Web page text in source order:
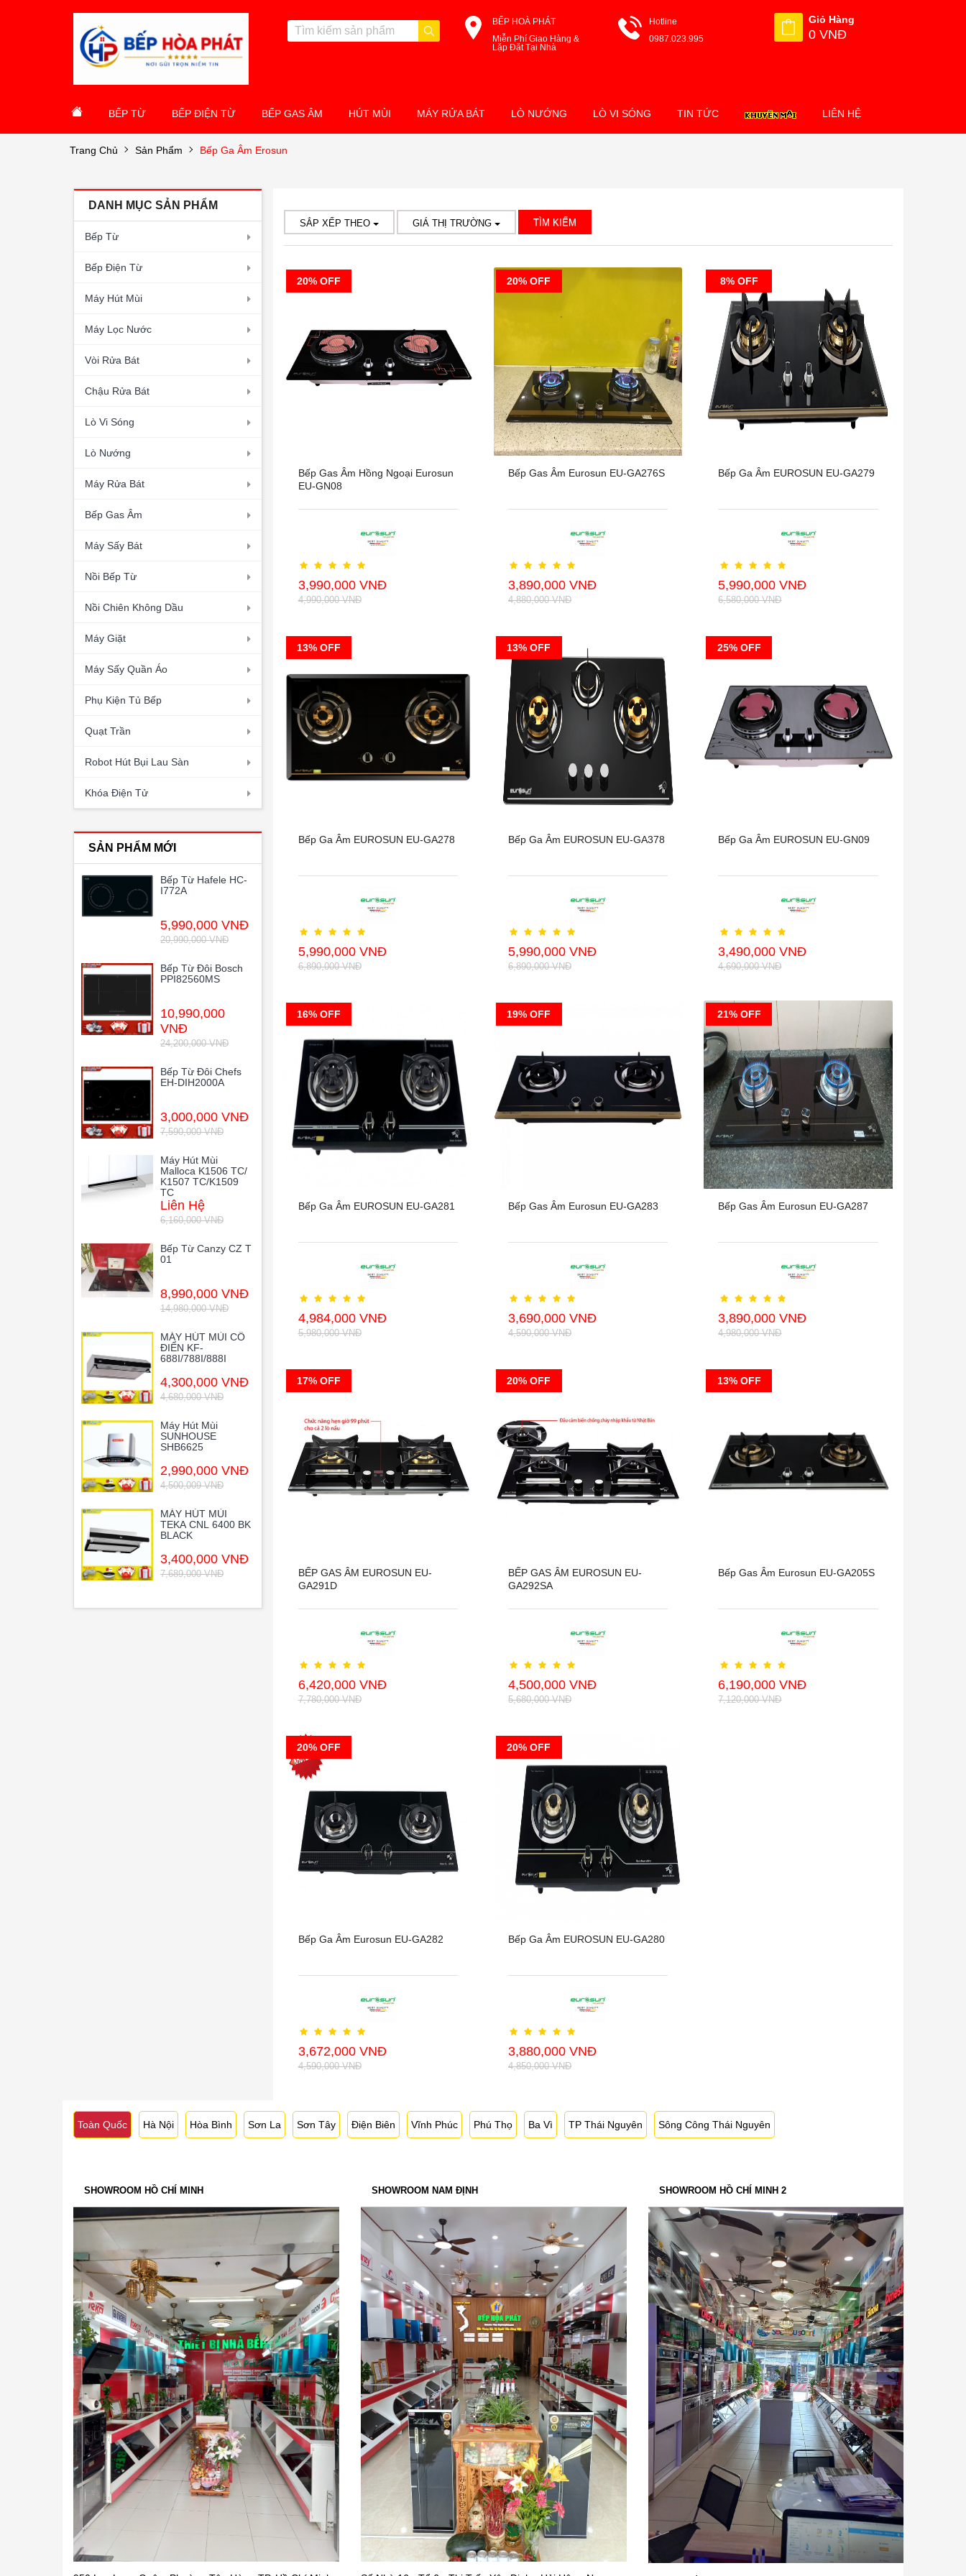
BẾP HOÀ PHÁT
Miễn Phí Giao Hàng &
Lặp Đặt Tại Nhà
Hotline
0987.023.995
Giỏ Hàng
0 VNĐ
BẾP TỪ BẾP ĐIỆN TỪ BẾP GAS ÂM HÚT MÙI MÁY RỬA BÁT LÒ NƯỚNG LÒ VI SÓNG TIN TỨC LIÊN HỆ
Trang Chủ Sản Phẩm Bếp Ga Âm Erosun
DANH MỤC SẢN PHẨM
Bếp Từ
Bếp Điện Từ
Máy Hút Mùi
Máy Lọc Nước
Vòi Rửa Bát
Chậu Rửa Bát
Lò Vi Sóng
Lò Nướng
Máy Rửa Bát
Bếp Gas Âm
Máy Sấy Bát
Nồi Bếp Từ
Nồi Chiên Không Dầu
Máy Giặt
Máy Sấy Quần Áo
Phụ Kiện Tủ Bếp
Quạt Trần
Robot Hút Bụi Lau Sàn
Khóa Điện Tử
SẢN PHẨM MỚI
Bếp Từ Hafele HC-
I772A
5,990,000 VNĐ
20,990,000 VNĐ
Bếp Từ Đôi Bosch
PPI82560MS
10,990,000
VNĐ
24,200,000 VNĐ
Bếp Từ Đôi Chefs
EH-DIH2000A
3,000,000 VNĐ
7,590,000 VNĐ
Máy Hút Mùi
Malloca K1506 TC/
K1507 TC/K1509
TC
Liên Hệ
6,160,000 VNĐ
Bếp Từ Canzy CZ T
01
8,990,000 VNĐ
14,980,000 VNĐ
MÁY HÚT MÙI CỔ
ĐIỂN KF-
688I/788I/888I
4,300,000 VNĐ
4,680,000 VNĐ
Máy Hút Mùi
SUNHOUSE
SHB6625
2,990,000 VNĐ
4,500,009 VNĐ
MÁY HÚT MÙI
TEKA CNL 6400 BK
BLACK
3,400,000 VNĐ
7,689,000 VNĐ
SẮP XẾP THEO GIÁ THỊ TRƯỜNG TÌM KIẾM
20% OFF
Bếp Gas Âm Hồng Ngoại Eurosun
EU-GN08
3,990,000 VNĐ
4,990,000 VNĐ
20% OFF
Bếp Gas Âm Eurosun EU-GA276S
3,890,000 VNĐ
4,880,000 VNĐ
8% OFF
Bếp Ga Âm EUROSUN EU-GA279
5,990,000 VNĐ
6,580,000 VNĐ
13% OFF
Bếp Ga Âm EUROSUN EU-GA278
5,990,000 VNĐ
6,890,000 VNĐ
13% OFF
Bếp Ga Âm EUROSUN EU-GA378
5,990,000 VNĐ
6,890,000 VNĐ
25% OFF
Bếp Ga Âm EUROSUN EU-GN09
3,490,000 VNĐ
4,690,000 VNĐ
16% OFF
Bếp Ga Âm EUROSUN EU-GA281
4,984,000 VNĐ
5,980,000 VNĐ
19% OFF
Bếp Gas Âm Eurosun EU-GA283
3,690,000 VNĐ
4,590,000 VNĐ
21% OFF
Bếp Gas Âm Eurosun EU-GA287
3,890,000 VNĐ
4,980,000 VNĐ
17% OFF
BẾP GAS ÂM EUROSUN EU-
GA291D
6,420,000 VNĐ
7,780,000 VNĐ
20% OFF
BẾP GAS ÂM EUROSUN EU-
GA292SA
4,500,000 VNĐ
5,680,000 VNĐ
13% OFF
Bếp Gas Âm Eurosun EU-GA205S
6,190,000 VNĐ
7,120,000 VNĐ
20% OFF
Bếp Ga Âm Eurosun EU-GA282
3,672,000 VNĐ
4,590,000 VNĐ
20% OFF
Bếp Ga Âm EUROSUN EU-GA280
3,880,000 VNĐ
4,850,000 VNĐ
Toàn Quốc Hà Nội Hòa Bình Sơn La Sơn Tây Điện Biên Vĩnh Phúc Phú Thọ Ba Vì TP Thái Nguyên Sông Công Thái Nguyên
SHOWROOM HỒ CHÍ MINH SHOWROOM NAM ĐỊNH SHOWROOM HỒ CHÍ MINH 2